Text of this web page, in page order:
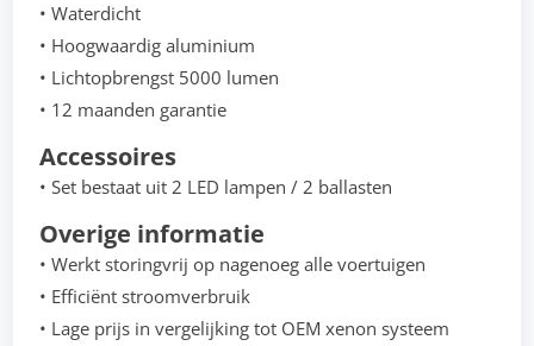
• Waterdicht
• Hoogwaardig aluminium
• Lichtopbrengst 5000 lumen
• 12 maanden garantie
Accessoires
• Set bestaat uit 2 LED lampen / 2 ballasten
Overige informatie
• Werkt storingvrij op nagenoeg alle voertuigen
• Efficiënt stroomverbruik
• Lage prijs in vergelijking tot OEM xenon systeem